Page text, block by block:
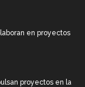
en proyectos
proyectos en la